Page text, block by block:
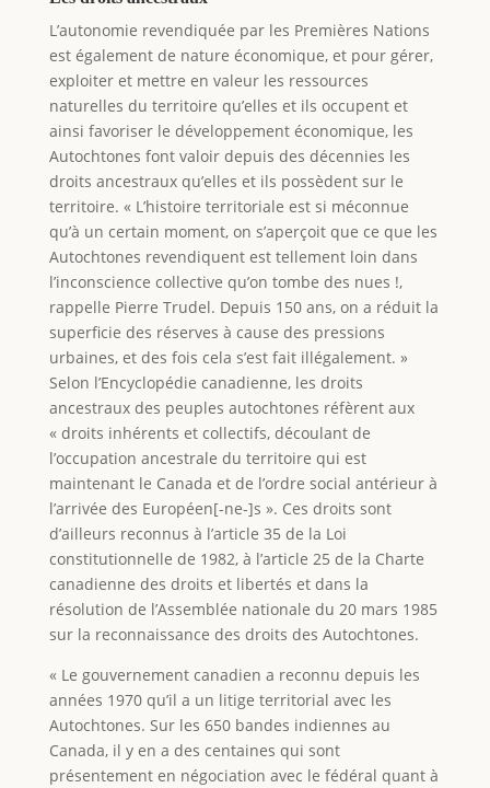
L’autonomie revendiquée par les Premières Nations
est également de nature économique, et pour gérer,
exploiter et mettre en valeur les ressources
naturelles du territoire qu’elles et ils occupent et
ainsi favoriser le développement économique, les
Autochtones font valoir depuis des décennies les
droits ancestraux qu’elles et ils possèdent sur le
territoire. « L’histoire territoriale est si méconnue
qu’à un certain moment, on s’aperçoit que ce que les
Autochtones revendiquent est tellement loin dans
l’inconscience collective qu’on tombe des nues !,
rappelle Pierre Trudel. Depuis 150 ans, on a réduit la
superficie des réserves à cause des pressions
urbaines, et des fois cela s’est fait illégalement. »
Selon l’Encyclopédie canadienne, les droits
ancestraux des peuples autochtones réfèrent aux
« droits inhérents et collectifs, découlant de
l’occupation ancestrale du territoire qui est
maintenant le Canada et de l’ordre social antérieur à
l’arrivée des Européen[-ne-]s ». Ces droits sont
d’ailleurs reconnus à l’article 35 de la Loi
constitutionnelle de 1982, à l’article 25 de la Charte
canadienne des droits et libertés et dans la
résolution de l’Assemblée nationale du 20 mars 1985
sur la reconnaissance des droits des Autochtones.
« Le gouvernement canadien a reconnu depuis les
années 1970 qu’il a un litige territorial avec les
Autochtones. Sur les 650 bandes indiennes au
Canada, il y en a des centaines qui sont
présentement en négociation avec le fédéral quant à